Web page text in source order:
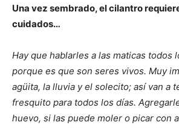
Una vez sembrado, el cilantro
cuidados…
Hay que hablarles a las maticas todos
porque es que son seres vivos. Muy
agüita, la lluvia y el solecito; así van a
fresquito para todos los días.
huevo, si las puede moler o picar con